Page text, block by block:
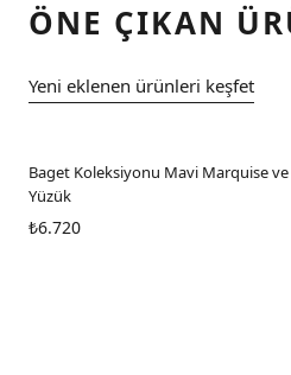
ÖNE ÇIKAN
Yeni eklenen ürünleri keşfet
Baget Koleksiyonu Mavi Oval Taşlı
₺5.040